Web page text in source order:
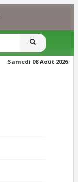
Search
Samedi 08 Août 2026